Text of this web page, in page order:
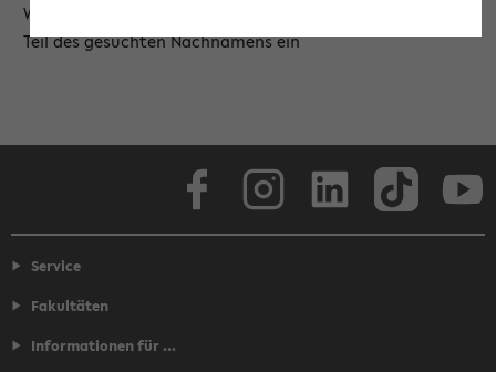
Wählen Sie die Einrichtung aus und/oder geben Sie einen
Teil des gesuchten Nachnamens ein
Service
Fakultäten
Informationen für ...